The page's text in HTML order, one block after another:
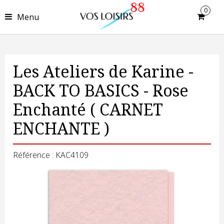
Menu
0
Les Ateliers de Karine -
BACK TO BASICS - Rose
Enchanté ( CARNET
ENCHANTE )
Référence : KAC4109